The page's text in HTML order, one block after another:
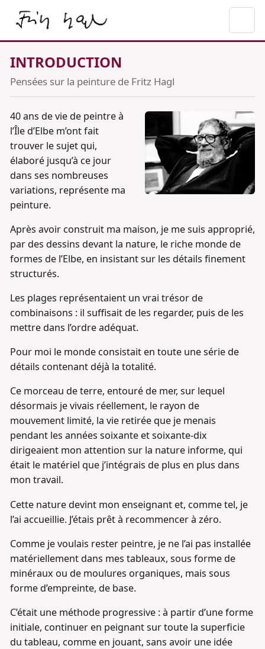
INTRODUCTION
Pensées sur la peinture de Fritz Hagl
40 ans de vie de peintre à
l’Île d’Elbe m’ont fait
trouver le sujet qui,
élaboré jusqu’à ce jour
dans ses nombreuses
variations, représente ma
peinture.
Après avoir construit ma maison, je me suis approprié,
par des dessins devant la nature, le riche monde de
formes de l’Elbe, en insistant sur les détails finement
structurés.
Les plages représentaient un vrai trésor de
combinaisons : il suffisait de les regarder, puis de les
mettre dans l’ordre adéquat.
Pour moi le monde consistait en toute une série de
détails contenant déjà la totalité.
Ce morceau de terre, entouré de mer, sur lequel
désormais je vivais réellement, le rayon de
mouvement limité, la vie retirée que je menais
pendant les années soixante et soixante-dix
dirigeaient mon attention sur la nature informe, qui
était le matériel que j’intégrais de plus en plus dans
mon travail.
Cette nature devint mon enseignant et, comme tel, je
l’ai accueillie. J’étais prêt à recommencer à zéro.
Comme je voulais rester peintre, je ne l’ai pas installée
matériellement dans mes tableaux, sous forme de
minéraux ou de moulures organiques, mais sous
forme d’empreinte, de base.
C’était une méthode progressive : à partir d’une forme
initiale, continuer en peignant sur toute la superficie
du tableau, comme en jouant, sans avoir une idée